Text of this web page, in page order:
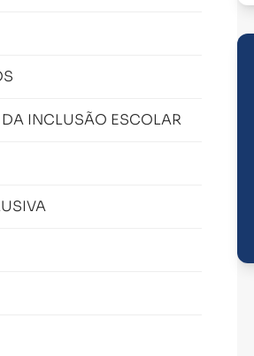
INCLUSÃO ESCOLAR